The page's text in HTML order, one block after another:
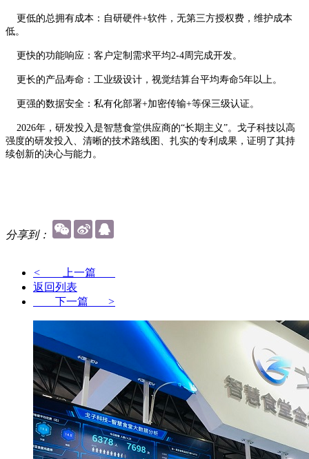
更低的总拥有成本：自研硬件+软件，无第三方授权费，维护成本
低。
更快的功能响应：客户定制需求平均2-4周完成开发。
更长的产品寿命：工业级设计，视觉结算台平均寿命5年以上。
更强的数据安全：私有化部署+加密传输+等保三级认证。
2026年，研发投入是智慧食堂供应商的“长期主义”。戈子科技以高
强度的研发投入、清晰的技术路线图、扎实的专利成果，证明了其持
续创新的决心与能力。
分享到：
< 上一篇
返回列表
下一篇 >